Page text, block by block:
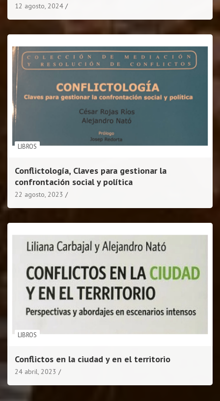
12 agosto, 2024
LIBROS
Conflictología, Claves para gestionar la
confrontación social y política
22 agosto, 2023
LIBROS
Conflictos en la ciudad y en el territorio
24 abril, 2023